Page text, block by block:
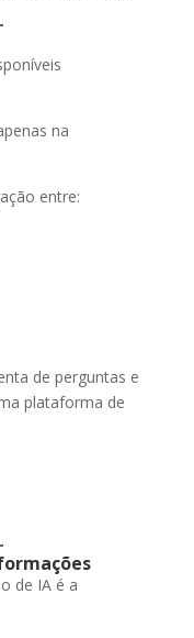
na
entre:
de perguntas e
plataforma de
de IA é a